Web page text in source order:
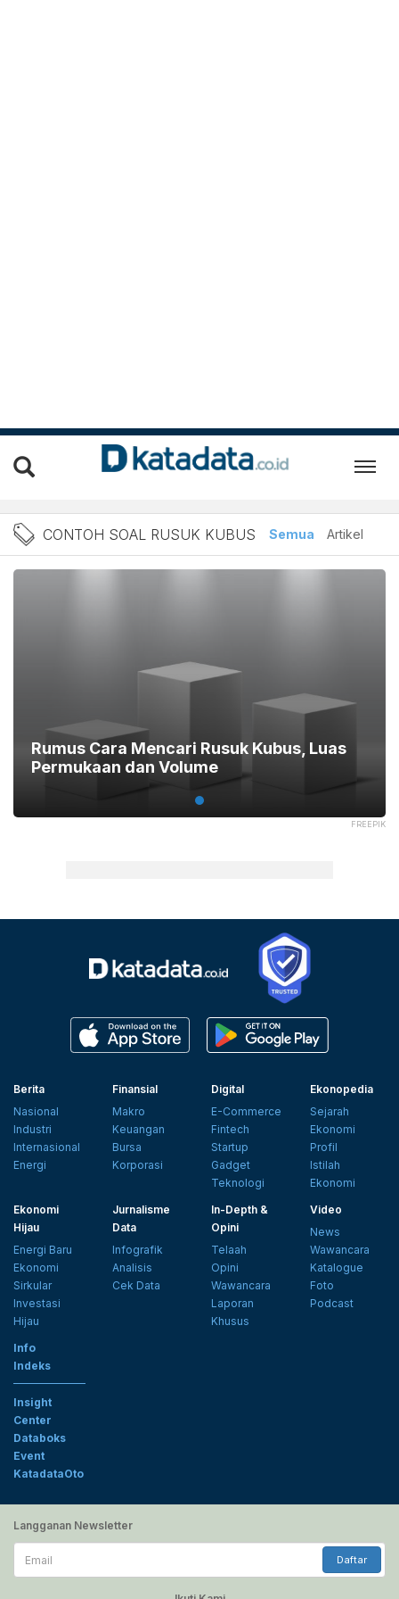
Berita Contoh Soal
CONTOH SOAL RUSUK KUBUS Semua Artikel
FREEPIK
Rumus Cara Mencari Rusuk Kubus, Luas
Permukaan dan Volume
Berita
Nasional
Industri
Internasional
Energi
Finansial
Makro
Keuangan
Bursa
Korporasi
Digital
E-Commerce
Fintech
Startup
Gadget
Teknologi
Ekonopedia
Sejarah
Ekonomi
Profil
Istilah
Ekonomi
Ekonomi
Hijau
Energi Baru
Ekonomi
Sirkular
Investasi
Hijau
Jurnalisme
Data
Infografik
Analisis
Cek Data
In-Depth &
Opini
Telaah
Opini
Wawancara
Laporan
Khusus
Video
News
Wawancara
Katalogue
Foto
Podcast
Info
Indeks
Insight
Center
Databoks
Event
KatadataOto
Langganan Newsletter
Email
Daftar